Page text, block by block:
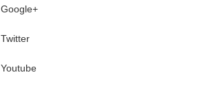
Google+
Twitter
Youtube